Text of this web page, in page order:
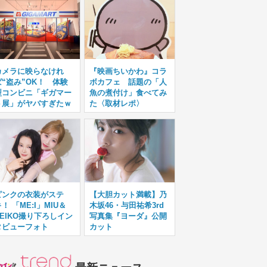
メラに映らなけれ
“盗み”OK！ 体験
コンビニ「ギガマー
展」がヤバすぎたｗ
『映画ちいかわ』コラ
ボカフェ 話題の「人
魚の煮付け」食べてみ
た〈取材レポ〉
ンクの衣装がステ
！ 「ME:I」MIU＆
撮り下ろしイン
ビューフォト
【大胆カット満載】乃
木坂46・与田祐希3rd
写真集『ヨーダ』公開
カット